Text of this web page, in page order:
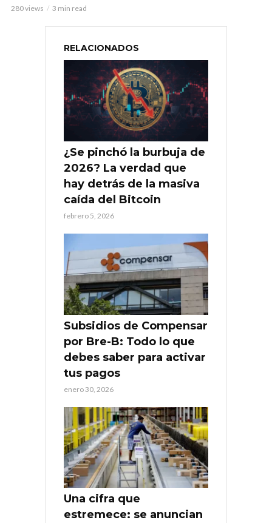
280 views 3 min read
RELACIONADOS
¿Se pinchó la burbuja de
2026? La verdad que
hay detrás de la masiva
caída del Bitcoin
febrero 5, 2026
Subsidios de Compensar
por Bre-B: Todo lo que
debes saber para activar
tus pagos
enero 30, 2026
Una cifra que
estremece: se anuncian